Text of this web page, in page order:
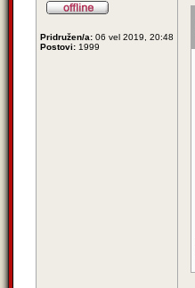
Pridružen/a: 06 vel 2019, 20:48
Postovi: 1999